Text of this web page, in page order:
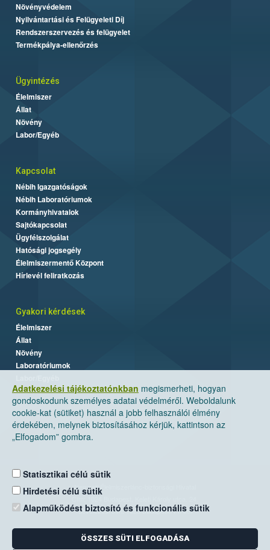
Adatkezelési tájékoztatónkban megismerheti, hogyan
gondoskodunk személyes adatai védelméről. Weboldalunk
cookie-kat (sütiket) használ a jobb felhasználói élmény
érdekében, melynek biztosításához kérjük, kattintson az
„Elfogadom” gombra.
Statisztikai célú sütik
Hirdetési célú sütik
Alapműködést biztosító és funkcionális sütik
ÖSSZES SÜTI ELFOGADÁSA
Növényvédelem
Nyilvántartási és Felügyeleti Díj
Rendszerszervezés és felügyelet
Termékpálya-ellenőrzés
Ügyintézés
Élelmiszer
Állat
Növény
Labor/Egyéb
Kapcsolat
Nébih Igazgatóságok
Nébih Laboratóriumok
Kormányhivatalok
Sajtókapcsolat
Ügyfélszolgálat
Hatósági jogsegély
Élelmiszermentő Központ
Hírlevél feliratkozás
Gyakori kérdések
Élelmiszer
Állat
Növény
Laboratóriumok
Nemzeti Élelmiszerlánc-biztonsági Hivatal
Levelezési cím: 1525 Budapest. Pf. 30.
E-mail:ugyfelszolgalat@nebih.gov.hu